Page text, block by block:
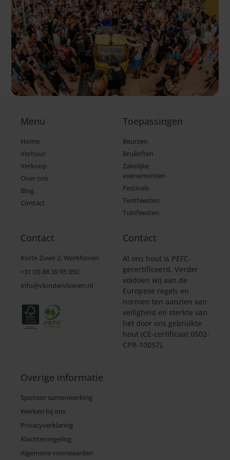
Menu
Home
Verhuur
Verkoop
Over ons
Blog
Contact
Toepassingen
Beurzen
Bruiloften
Zakelijke
evenementen
Festivals
Tentfeesten
Tuinfeesten
Contact
Korte Zuwe 2, Werkhoven
+31 (0) 88 39 85 050
info@vlondervloeren.nl
Contact
Al ons hout is PEFC-
gecertificeerd. Verder
voldoen wij aan de
Europese regels en
normen ten aanzien van
veiligheid en sterkte van
het door ons gebruikte
hout (CE-certificaat 0502-
CPR-10057).
Overige informatie
Sponsor samenwerking
Werken bij ons
Privacyverklaring
Klachtenregeling
Algemene voorwaarden